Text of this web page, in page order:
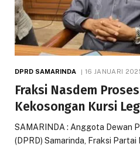
DPRD SAMARINDA 16 JANUARI
Fraksi Nasdem
Kekosongan Kursi
SAMARINDA : Anggota Dewan
(DPRD) Samarinda, Fraksi